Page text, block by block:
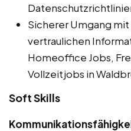
Sicherer Umgang
vertraulichen
Homeoffice Jobs,
Vollzeitjobs in
Soft Skills